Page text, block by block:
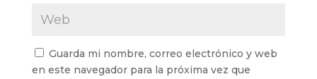
Guarda mi nombre, correo electrónico y web
en este navegador para la próxima vez que